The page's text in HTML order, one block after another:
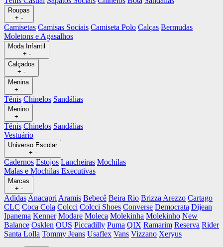
Roupas
+ -
Camisetas Camisas Sociais Camiseta Polo Calças Bermudas
Moletons e Agasalhos
Moda Infantil
+ -
Calçados
+ -
Menina
+ -
Tênis Chinelos Sandálias
Menino
+ -
Tênis Chinelos Sandálias
Vestuário
Universo Escolar
+ -
Cadernos Estojos Lancheiras Mochilas
Malas e Mochilas Executivas
Marcas
+ -
Adidas Anacapri Aramis Bebecê Beira Rio Brizza Arezzo Cartago
CLC Coca Cola Colcci Colcci Shoes Converse Democrata Dijean
Ipanema Kenner Modare Moleca Molekinha Molekinho New
Balance Osklen OUS Piccadilly Puma QIX Ramarim Reserva Rider
Santa Lolla Tommy Jeans Usaflex Vans Vizzano Xeryus